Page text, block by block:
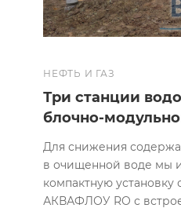
НЕФТЬ И ГАЗ
Три станции
блочно-
Для снижения
в очищенной воде мы
компактную установку
АКВАФЛОУ RO с